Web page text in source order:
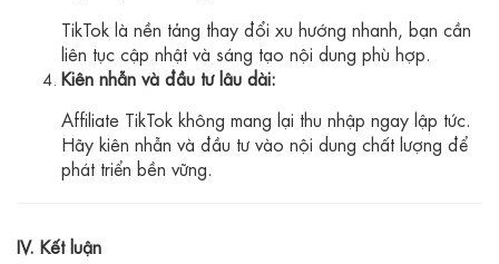
TikTok là nền tảng thay đổi xu hướng nhanh, bạn cần
liên tục cập nhật và sáng tạo nội dung phù hợp.
Kiên nhẫn và đầu tư lâu dài:
Affiliate TikTok không mang lại thu nhập ngay lập tức.
Hãy kiên nhẫn và đầu tư vào nội dung chất lượng để
phát triển bền vững.
IV. Kết luận